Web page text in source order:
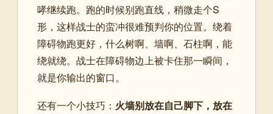
哮继续跑。跑的时候别跑直线，稍微走个S
形，这样战士的蛮冲很难预判你的位置。绕着
障碍物跑更好，什么树啊、墙啊、石柱啊，能
绕就绕。战士在障碍物边上被卡住那一瞬间，
就是你输出的窗口。
还有一个小技巧： 火墙别放在自己脚下，放在